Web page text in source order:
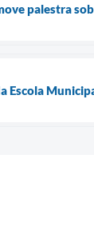
palestra
Escola